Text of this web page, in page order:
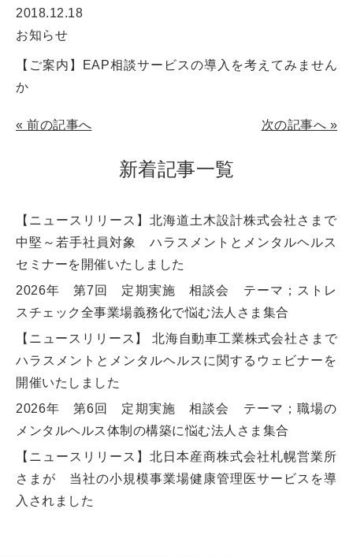
2018.12.18
お知らせ
【ご案内】
EAP相談サービスの導入を考えてみません
か
« 前の記事へ 次の記事へ »
新着記事一覧
【ニュースリリース】北海道土木設計株式会社さまで
中堅～若手社員対象 ハラスメントとメンタルヘルス
セミナーを開催いたしました
2026年 第7回 定期実施 相談会 テーマ；ストレ
スチェック全事業場義務化で悩む法人さま集合
【ニュースリリース】 北海自動車工業株式会社さまで
ハラスメントとメンタルヘルスに関するウェビナーを
開催いたしました
2026年 第6回 定期実施 相談会 テーマ；職場の
メンタルヘルス体制の構築に悩む法人さま集合
【ニュースリリース】北日本産商株式会社札幌営業所
さまが 当社の小規模事業場健康管理医サービスを導
入されました